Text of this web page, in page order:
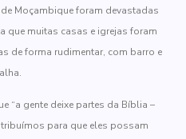
Moçambique foram devastadas
que muitas casas e igrejas foram
de forma rudimentar, com barro e
“a gente deixe partes da Bíblia –
para que eles possam